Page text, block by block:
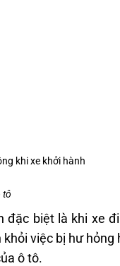
tô
đặc biệt là khi xe
việc bị hư
ô tô.